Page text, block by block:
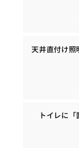
天井直付け照
トイレに